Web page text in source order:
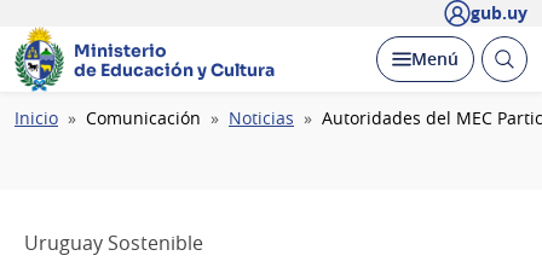
gub.uy
Ministerio
de Educación y Cultura
Desplegar
Menú Abrir
Ruta
Inicio Comunicación Noticias Autoridades del MEC
Uruguay Sostenible